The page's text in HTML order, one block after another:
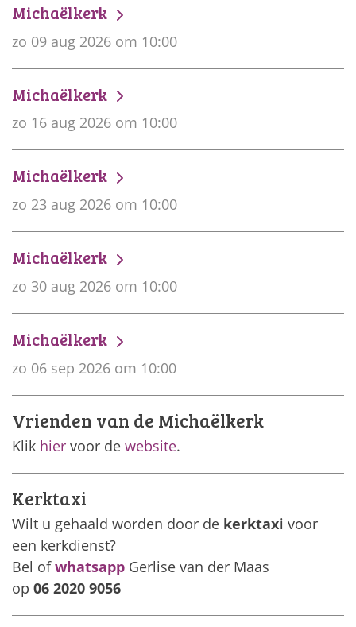
Michaëlkerk
zo 09 aug 2026 om 10:00
Michaëlkerk
zo 16 aug 2026 om 10:00
Michaëlkerk
zo 23 aug 2026 om 10:00
Michaëlkerk
zo 30 aug 2026 om 10:00
Michaëlkerk
zo 06 sep 2026 om 10:00
Vrienden van de Michaëlkerk
Klik hier voor de website.
Kerktaxi
Wilt u gehaald worden door de kerktaxi voor
een kerkdienst?
Bel ofwhatsapp Gerlise van der Maas
op 06 2020 9056